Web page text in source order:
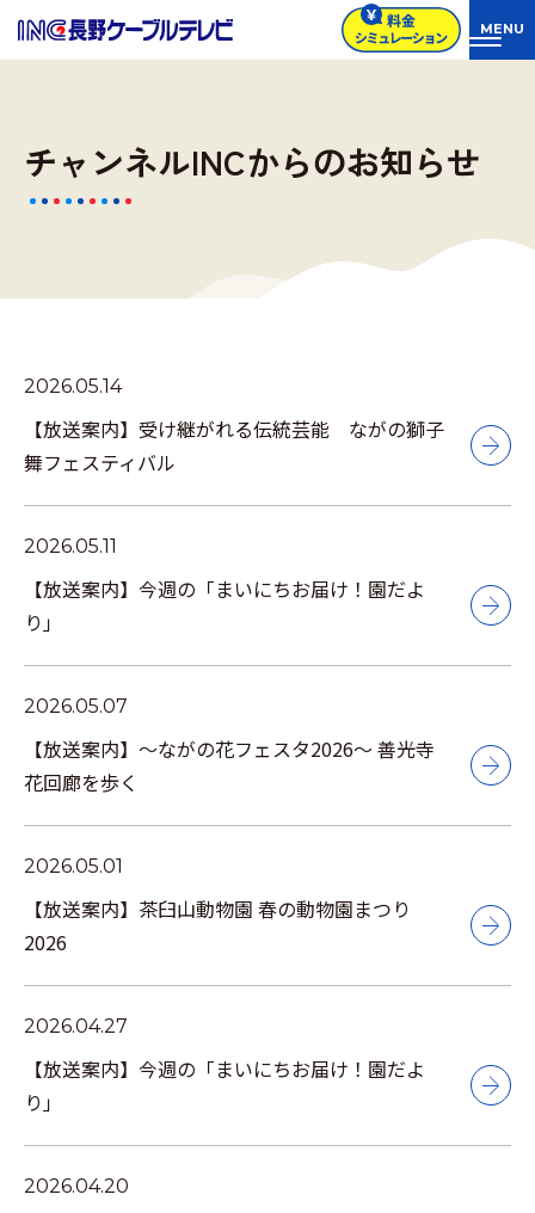
チャンネルINCからのお知らせ
2026.05.14
【放送案内】受け継がれる伝統芸能 ながの獅子
舞フェスティバル
2026.05.11
【放送案内】今週の「まいにちお届け！園だよ
り」
2026.05.07
【放送案内】～ながの花フェスタ2026～ 善光寺
花回廊を歩く
2026.05.01
【放送案内】茶臼山動物園 春の動物園まつり
2026
2026.04.27
【放送案内】今週の「まいにちお届け！園だよ
り」
2026.04.20